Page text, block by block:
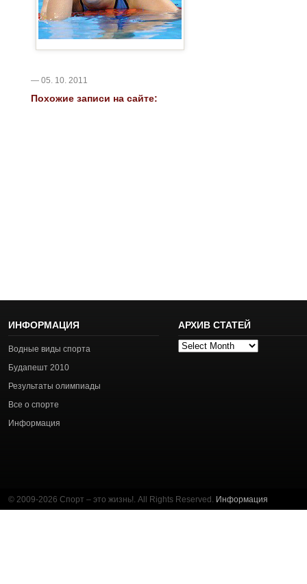
— 05. 10. 2011
Похожие записи на сайте:
ИНФОРМАЦИЯ
Водные виды спорта
Будапешт 2010
Результаты олимпиады
Все о спорте
Информация
АРХИВ СТАТЕЙ
Архив
© 2009-2026 Спорт – это жизнь!. All Rights Reserved. Информация